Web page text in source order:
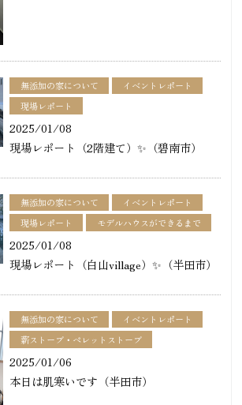
無添加の家について
イベントレポート
現場レポート
2025/01/08
現場レポート（2階建て）✨（碧南市）
無添加の家について
イベントレポート
現場レポート
モデルハウスができるまで
2025/01/08
現場レポート（白山village）✨（半田市）
無添加の家について
イベントレポート
薪ストーブ・ペレットストーブ
2025/01/06
本日は肌寒いです（半田市）